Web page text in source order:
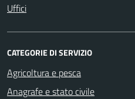
Uffici
CATEGORIE DI SERVIZIO
Agricoltura e pesca
Anagrafe e stato civile